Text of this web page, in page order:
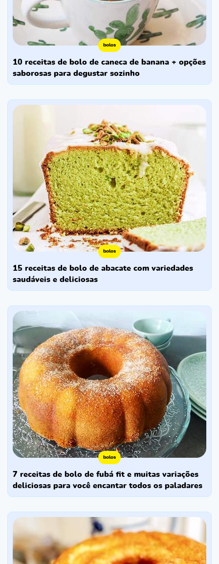
bolos
10 receitas de bolo de caneca de banana + opções
saborosas para degustar sozinho
bolos
15 receitas de bolo de abacate com variedades
saudáveis e deliciosas
bolos
7 receitas de bolo de fubá fit e muitas variações
deliciosas para você encantar todos os paladares